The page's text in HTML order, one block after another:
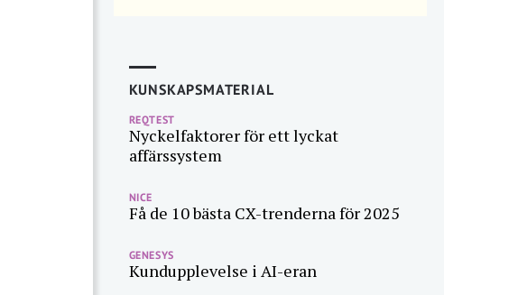
KUNSKAPSMATERIAL
REQTEST
Nyckelfaktorer för ett lyckat
affärssystem
NICE
Få de 10 bästa CX-trenderna för 2025
GENESYS
Kundupplevelse i AI-eran